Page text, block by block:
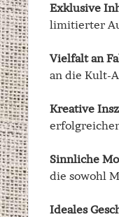
Exklusive
limitierter
Vielfalt an
an die Kult-
Kreative
Sinnliche
die sowohl
Ideales